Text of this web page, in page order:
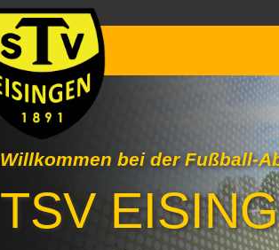
Willkommen bei der Fußball-
TSV